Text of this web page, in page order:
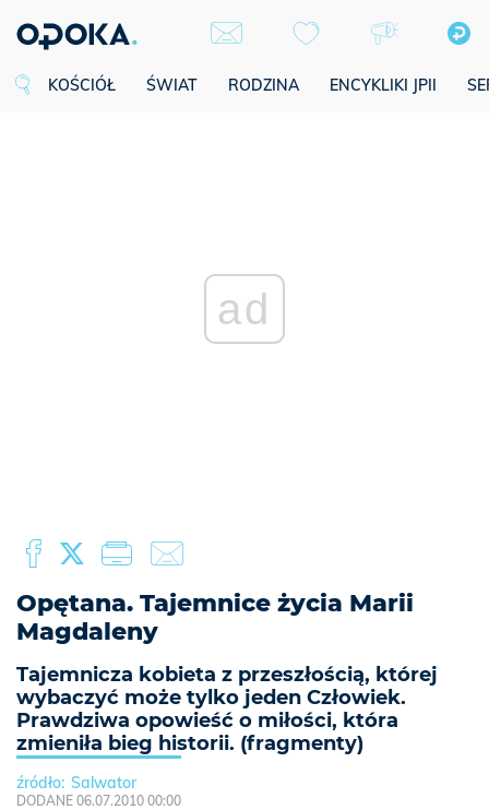
KOŚCIÓŁ ŚWIAT RODZINA ENCYKLIKI JPII
ad
Opętana. Tajemnice życia Marii
Magdaleny
Tajemnicza kobieta z przeszłością, której
wybaczyć może tylko jeden Człowiek.
Prawdziwa opowieść o miłości, która
zmieniła bieg historii. (fragmenty)
Salwator
DODANE 06.07.2010 00:00